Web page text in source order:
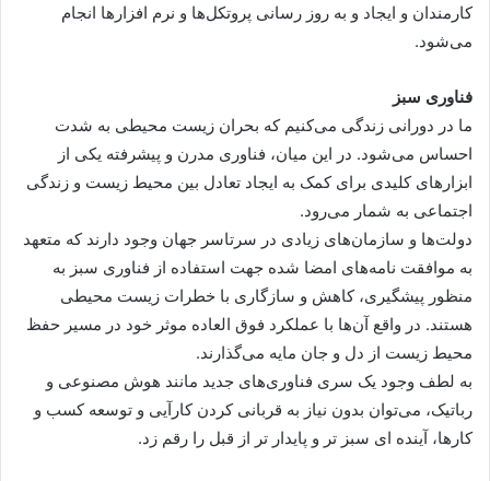
کارمندان و ایجاد و به روز رسانی پروتکل‌ها و نرم افزار‌ها انجام
می‌شود.
فناوری سبز
ما در دورانی زندگی می‌کنیم که بحران زیست محیطی به شدت
احساس می‌شود. در این میان، فناوری مدرن و پیشرفته یکی از
ابزار‌های کلیدی برای کمک به ایجاد تعادل بین محیط زیست و زندگی
اجتماعی به شمار می‌رود.
دولت‌ها و سازمان‌های زیادی در سرتاسر جهان وجود دارند که متعهد
به موافقت نامه‌های امضا شده جهت استفاده از فناوری سبز به
منظور پیشگیری، کاهش و سازگاری با خطرات زیست محیطی
هستند. در واقع آن‌ها با عملکرد فوق العاده موثر خود در مسیر حفظ
محیط زیست از دل و جان مایه می‌گذارند.
به لطف وجود یک سری فناوری‌های جدید مانند هوش مصنوعی و
رباتیک، می‌توان بدون نیاز به قربانی کردن کارآیی و توسعه کسب و
کار‌ها، آینده ای سبز تر و پایدار تر از قبل را رقم زد.